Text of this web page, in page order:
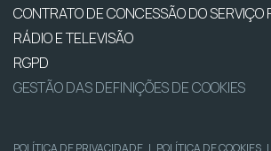
CONTRATO DE CONCESSÃO DO SERVIÇO
RÁDIO E TELEVISÃO
RGPD
GESTÃO DAS DEFINIÇÕES DE COOKIES